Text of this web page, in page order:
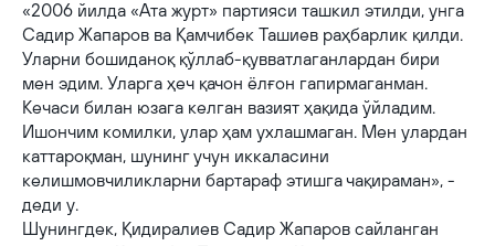
«2006 йилда «Ата журт» партияси ташкил этилди, унга
Садир Жапаров ва Қамчибек Ташиев раҳбарлик қилди.
Уларни бошиданоқ қўллаб-қувватлаганлардан бири
мен эдим. Уларга ҳеч қачон ёлғон гапирмаганман.
Кечаси билан юзага келган вазият ҳақида ўйладим.
Ишончим комилки, улар ҳам ухлашмаган. Мен улардан
каттароқман, шунинг учун иккаласини
келишмовчиликларни бартараф этишга чақираман», -
деди у.
Шунингдек, Қидиралиев Садир Жапаров сайланган